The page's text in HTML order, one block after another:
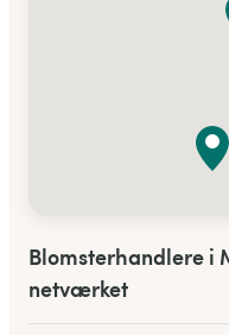
Blomsterhandlere
netværket